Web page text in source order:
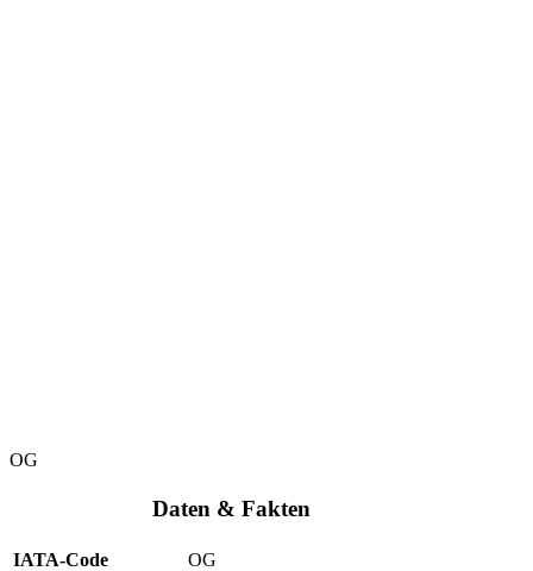
OG
Daten & Fakten
IATA-Code
OG